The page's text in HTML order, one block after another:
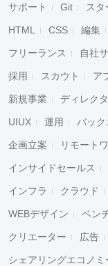
サポート Git ス
HTML CSS 編集
フリーランス 自社
採用 スカウト ア
新規事業 ディレク
UIUX 運用 バック
企画立案 リモート
インサイドセールス
インフラ クラウド
WEBデザイン ベン
クリエーター 広告
シェアリングエコノミ